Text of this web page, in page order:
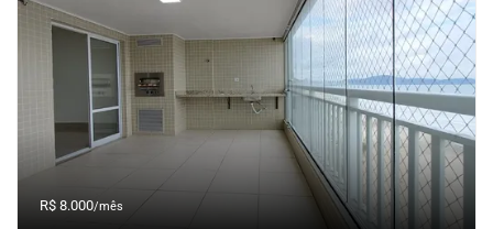
R$ 8.000/mês